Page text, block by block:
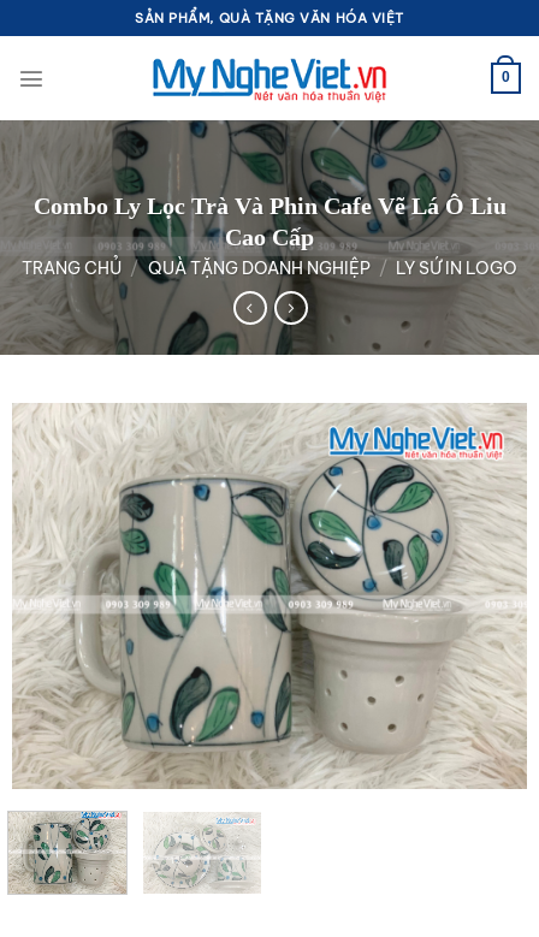
qua
nội
SẢN PHẨM, QUÀ TẶNG VĂN HÓA VIỆT
0
Combo Ly Lọc Trà Và Phin Cafe Vẽ Lá Ô Liu
Cao Cấp
TRANG CHỦ / QUÀ TẶNG DOANH NGHIỆP / LY SỨ IN LOGO